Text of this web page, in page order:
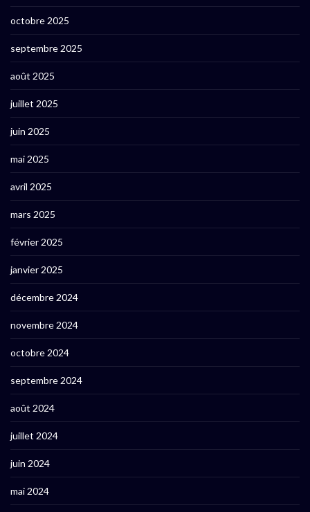
octobre 2025
septembre 2025
août 2025
juillet 2025
juin 2025
mai 2025
avril 2025
mars 2025
février 2025
janvier 2025
décembre 2024
novembre 2024
octobre 2024
septembre 2024
août 2024
juillet 2024
juin 2024
mai 2024